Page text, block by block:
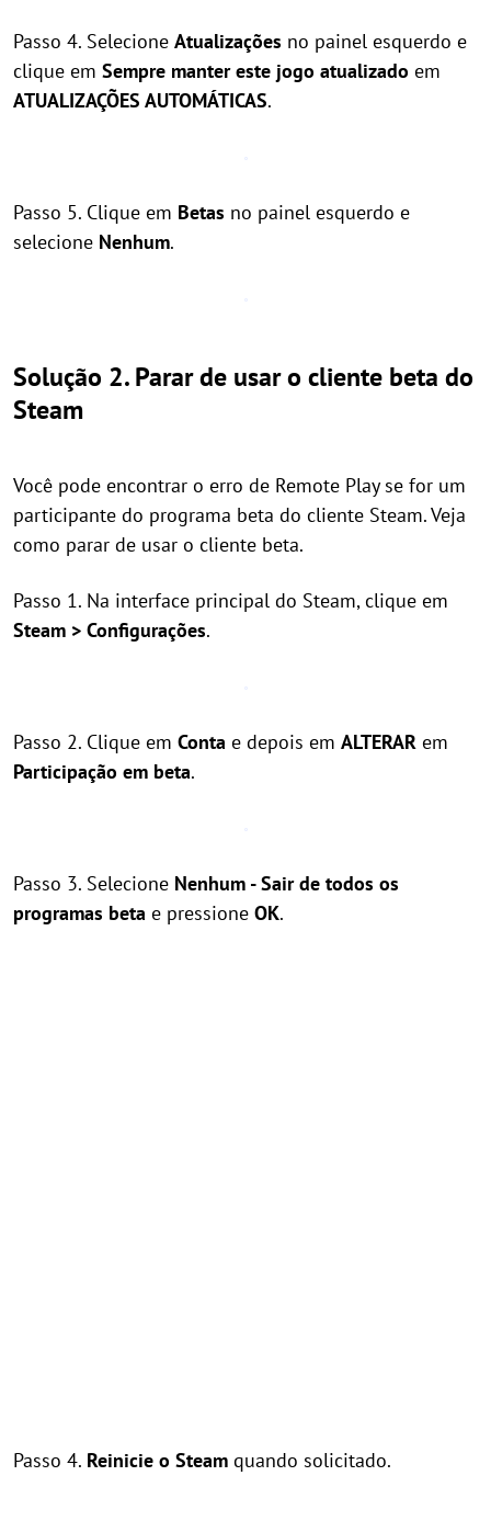
Passo 4. Selecione Atualizações no painel esquerdo e
clique em Sempre manter este jogo atualizado em
ATUALIZAÇÕES AUTOMÁTICAS.
Passo 5. Clique em Betas no painel esquerdo e
selecione Nenhum.
Solução 2. Parar de usar o cliente beta do
Steam
Você pode encontrar o erro de Remote Play se for um
participante do programa beta do cliente Steam. Veja
como parar de usar o cliente beta.
Passo 1. Na interface principal do Steam, clique em
Steam > Configurações.
Passo 2. Clique em Conta e depois em ALTERAR em
Participação em beta.
Passo 3. Selecione Nenhum - Sair de todos os
programas beta e pressione OK.
Passo 4. Reinicie o Steam quando solicitado.